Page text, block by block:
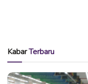
KabarTerbaru